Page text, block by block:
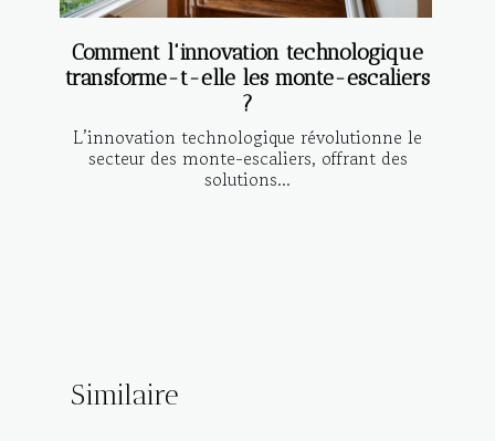
Comment l'innovation technologique
transforme-t-elle les monte-escaliers
?
L’innovation technologique révolutionne le
secteur des monte-escaliers, offrant des
solutions...
Similaire